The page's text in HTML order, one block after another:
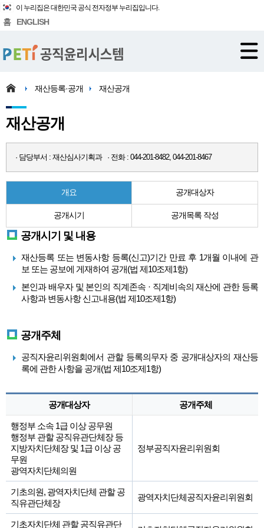
이 누리집은 대한민국 공식 전자정부 누리집입니다.
홈 ENGLISH
재산등록·공개 재산공개
재산공개
· 담당부서 : 재산심사기획과 · 전화 : 044-201-8482, 044-201-8467
개요 공개대상자
공개시기 공개목록 작성
공개시기 및 내용
재산등록 또는 변동사항 등록(신고)기간 만료 후 1개월 이내에 관
보 또는 공보에 게재하여 공개(법 제10조제1항)
본인과 배우자 및 본인의 직계존속 · 직계비속의 재산에 관한 등록
사항과 변동사항 신고내용(법 제10조제1항)
공개주체
공직자윤리위원회에서 관할 등록의무자 중 공개대상자의 재산등
록에 관한 사항을 공개(법 제10조제1항)
공개대상자 공개주체
행정부 소속 1급 이상 공무원
행정부 관할 공직유관단체장 등
지방자치단체장 및 1급 이상 공
무원
광역자치단체의원
정부공직자윤리위원회
기초의원, 광역자치단체 관할 공
직유관단체장
광역자치단체공직자윤리위원회
기초자치단체 관할 공직유관단